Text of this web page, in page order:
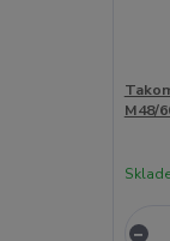
M48/